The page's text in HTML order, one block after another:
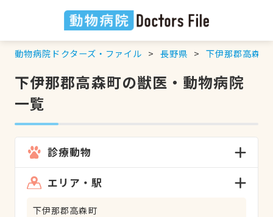
動物病院ドクターズ・ファイル 長野県 下伊那郡高森町
下伊那郡高森町の獣医・動物病院
一覧
診療動物
エリア・駅
下伊那郡高森町